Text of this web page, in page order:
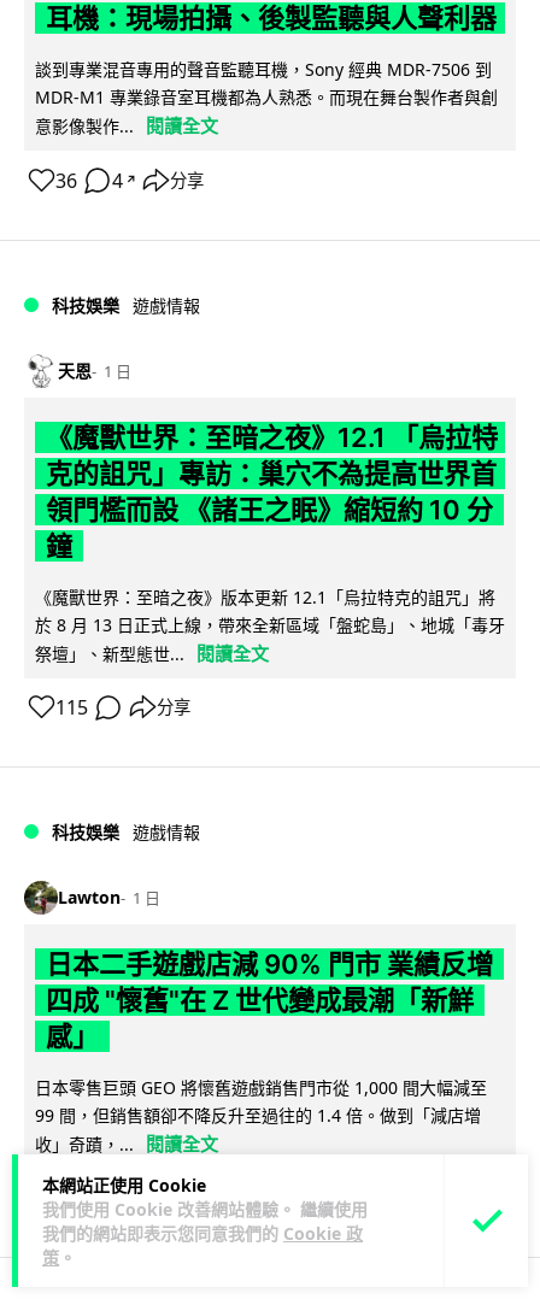
本網站正使用 Cookie
我們使用 Cookie 改善網站體驗。 繼續使用
我們的網站即表示您同意我們的 Cookie 政
策 。
耳機：現場拍攝、後製監聽與人聲利器
談到專業混音專用的聲音監聽耳機，Sony 經典 MDR-7506 到
MDR-M1 專業錄音室耳機都為人熟悉。而現在舞台製作者與創
意影像製作...
閱讀全文
36 4 ↗ 分享
科技娛樂 遊戲情報
天恩 1 日
《魔獸世界：至暗之夜》12.1 「烏拉特
克的詛咒」專訪：巢穴不為提高世界首
領門檻而設 《諸王之眠》縮短約 10 分
鐘
《魔獸世界：至暗之夜》版本更新 12.1「烏拉特克的詛咒」將
於 8 月 13 日正式上線，帶來全新區域「盤蛇島」、地城「毒牙
祭壇」、新型態世...
閱讀全文
115 分享
科技娛樂 遊戲情報
Lawton 1 日
日本二手遊戲店減 90% 門市 業績反增
四成 "懷舊"在 Z 世代變成最潮「新鮮
感」
日本零售巨頭 GEO 將懷舊遊戲銷售門市從 1,000 間大幅減至
99 間，但銷售額卻不降反升至過往的 1.4 倍。做到「減店增
收」奇蹟，...
閱讀全文
243 19 ↗ 分享